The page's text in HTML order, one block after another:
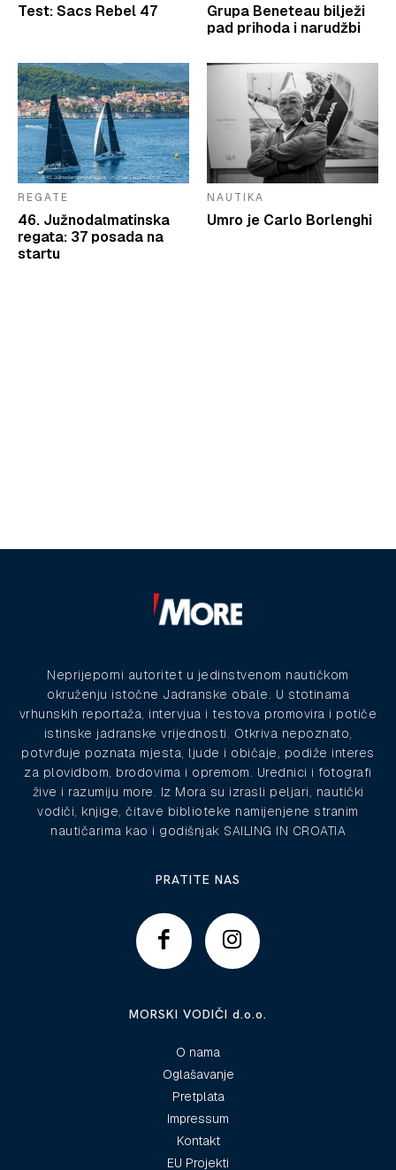
Test: Sacs Rebel 47
Grupa Beneteau bilježi
pad prihoda i narudžbi
REGATE
46. Južnodalmatinska
regata: 37 posada na
startu
NAUTIKA
Umro je Carlo Borlenghi
Neprijeporni autoritet u jedinstvenom nautičkom
okruženju istočne Jadranske obale. U stotinama
vrhunskih reportaža, intervjua i testova promovira i potiče
istinske jadranske vrijednosti. Otkriva nepoznato,
potvrđuje poznata mjesta, ljude i običaje, podiže interes
za plovidbom, brodovima i opremom. Urednici i fotografi
žive i razumiju more. Iz Mora su izrasli peljari, nautički
vodiči, knjige, čitave biblioteke namijenjene stranim
nautičarima kao i godišnjak SAILING IN CROATIA
PRATITE NAS
MORSKI VODIČI d.o.o.
O nama
Oglašavanje
Pretplata
Impressum
Kontakt
EU Projekti